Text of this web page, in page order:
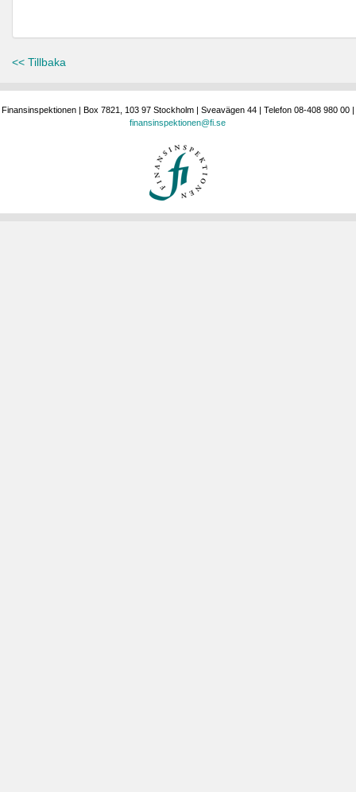
<< Tillbaka
Finansinspektionen | Box 7821, 103 97 Stockholm | Sveavägen 44 | Telefon 08-408 980 00 |
finansinspektionen@fi.se